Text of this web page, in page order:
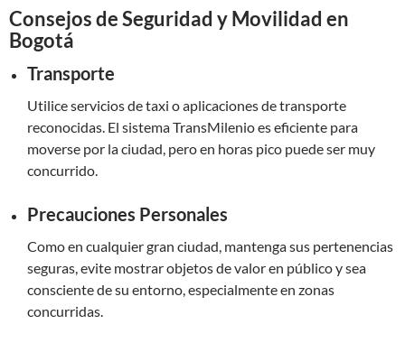
Consejos de Seguridad y Movilidad en
Bogotá
Transporte
Utilice servicios de taxi o aplicaciones de transporte
reconocidas. El sistema TransMilenio es eficiente para
moverse por la ciudad, pero en horas pico puede ser muy
concurrido.
Precauciones Personales
Como en cualquier gran ciudad, mantenga sus pertenencias
seguras, evite mostrar objetos de valor en público y sea
consciente de su entorno, especialmente en zonas
concurridas.